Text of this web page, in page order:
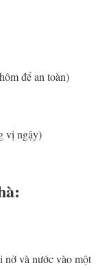
để an toàn)
vị ngậy)
nở và nước vào một